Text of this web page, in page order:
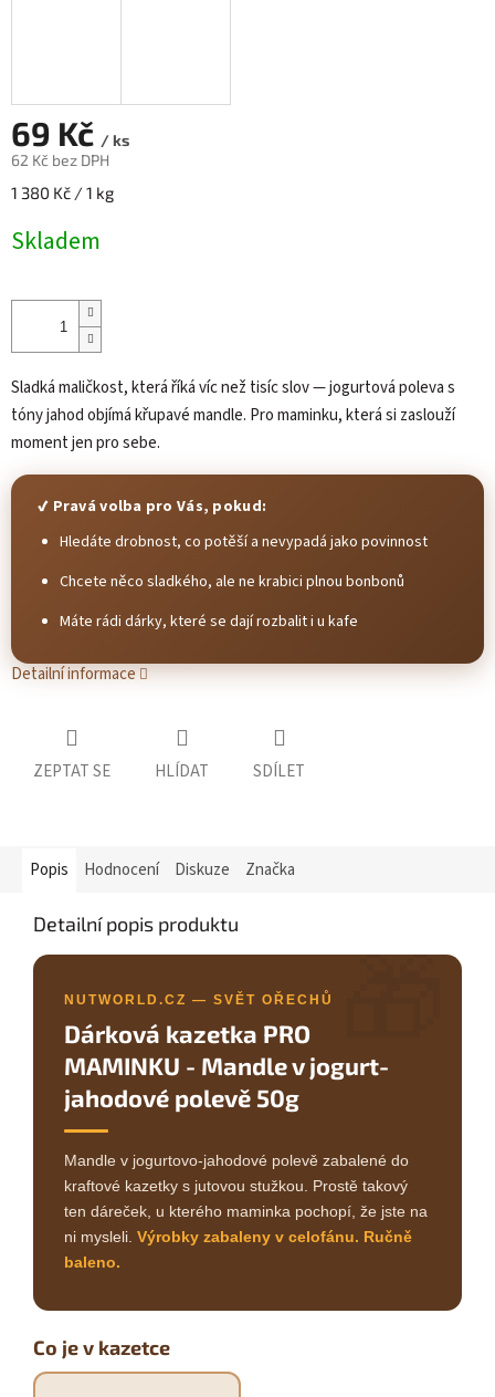
69 Kč / ks
62 Kč bez DPH
Měrná
1 380 Kč / 1 kg
Skladem
Sladká maličkost, která říká víc než tisíc slov — jogurtová poleva s
tóny jahod objímá křupavé mandle. Pro maminku, která si zaslouží
moment jen pro sebe.
✔ Pravá volba pro Vás, pokud:
Hledáte drobnost, co potěší a nevypadá jako povinnost
Chcete něco sladkého, ale ne krabici plnou bonbonů
Máte rádi dárky, které se dají rozbalit i u kafe
Detailní informace
ZEPTAT SE HLÍDAT SDÍLET
Popis Hodnocení Diskuze Značka
Detailní popis produktu
NUTWORLD.CZ — SVĚT OŘECHŮ
Dárková kazetka PRO
MAMINKU - Mandle v jogurt-
jahodové polevě 50g
Mandle v jogurtovo-jahodové polevě zabalené do
kraftové kazetky s jutovou stužkou. Prostě takový
ten dáreček, u kterého maminka pochopí, že jste na
ni mysleli. Výrobky zabaleny v celofánu. Ručně
baleno.
Co je v kazetce